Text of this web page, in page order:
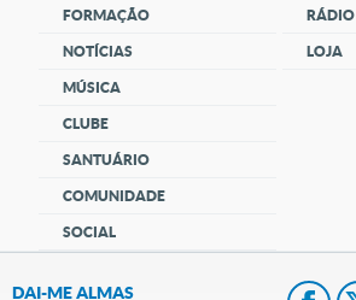
FORMAÇÃO
NOTÍCIAS
MÚSICA
CLUBE
SANTUÁRIO
COMUNIDADE
SOCIAL
RÁDIO
LOJA
DAI-ME ALMAS